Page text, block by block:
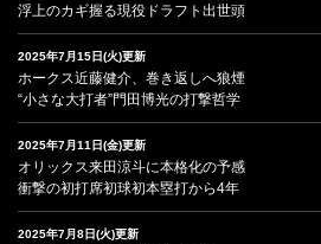
浮上のカギ握る現役ドラフト出世頭
2025年7月15日(火)更新
ホークス近藤健介、巻き返しへ狼煙
“小さな大打者”門田博光の打撃哲学
2025年7月11日(金)更新
オリックス来田涼斗に本格化の予感
衝撃の初打席初球初本塁打から4年
2025年7月8日(火)更新